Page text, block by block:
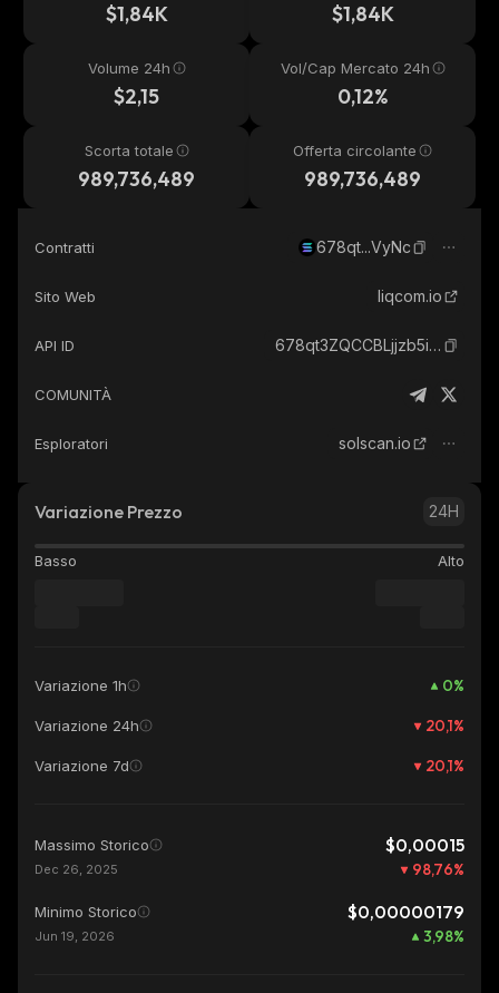
$1,84K $1,84K
Volume 24h
$2,15
Vol/Cap Mercato 24h
0,12%
Scorta totale
989,736,489
Offerta circolante
989,736,489
Contratti 678qt...VyNc
Sito Web liqcom.io
API ID 678qt3ZQCCBLjjzb5iC5FVmav94ayRiwsz3FUysrVyNc_solana
COMUNITÀ
Esploratori solscan.io
Variazione Prezzo 24H
Basso Alto
Variazione 1h 0%
Variazione 24h 20,1%
Variazione 7d 20,1%
Massimo Storico $0,00015
Dec 26, 2025 98,76%
Minimo Storico $0,00000179
Jun 19, 2026 3,98%